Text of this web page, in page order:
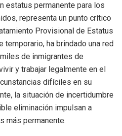
estatus permanente para los
representa un punto crítico
Provisional de Estatus
temporario, ha brindado una red
de inmigrantes de
y trabajar legalmente en el
difíciles en su
la situación de incertidumbre
eliminación impulsan a
más permanente.